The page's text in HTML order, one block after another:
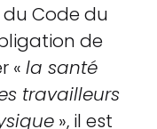
du Code du
de
« la santé
travailleurs
», il est